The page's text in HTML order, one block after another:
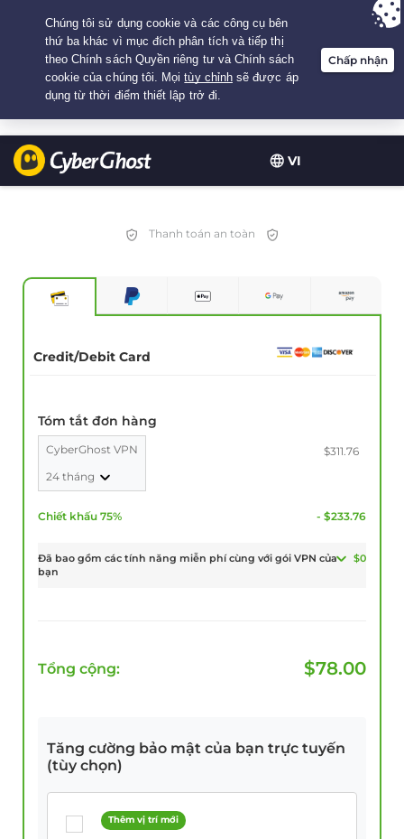
VI
Your choice:The Best Dealfor 3.3333333333333-years at $
/month
Thanh toán an toàn
Credit/Debit Card
Tóm tắt đơn hàng
CyberGhost VPN
24 tháng
$311.76
Chiết khấu 75% - $233.76
Đã bao gồm các tính năng miễn phí cùng với gói VPN của
bạn
$0
Tổng cộng: $78.00
Tăng cường bảo mật của bạn trực tuyến
(tùy chọn)
Thêm vị trí mới